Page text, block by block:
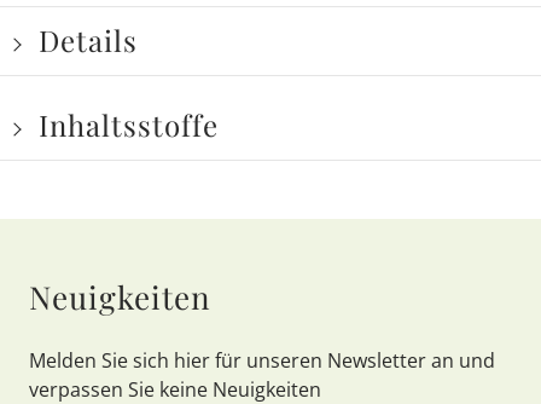
Details
Inhaltsstoffe
Neuigkeiten
Melden Sie sich hier für unseren Newsletter an und
verpassen Sie keine Neuigkeiten